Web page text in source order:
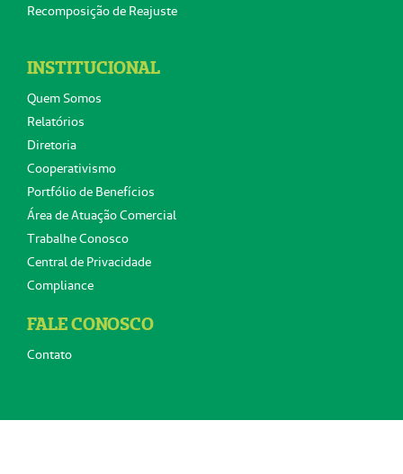
Recomposição de Reajuste
INSTITUCIONAL
Quem Somos
Relatórios
Diretoria
Cooperativismo
Portfólio de Benefícios
Área de Atuação Comercial
Trabalhe Conosco
Central de Privacidade
Compliance
FALE CONOSCO
Contato